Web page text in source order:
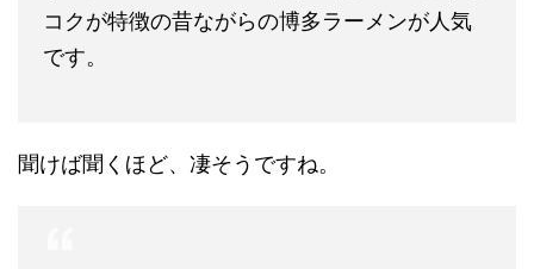
コクが特徴の昔ながらの博多ラーメンが人気
です。
聞けば聞くほど、凄そうですね。